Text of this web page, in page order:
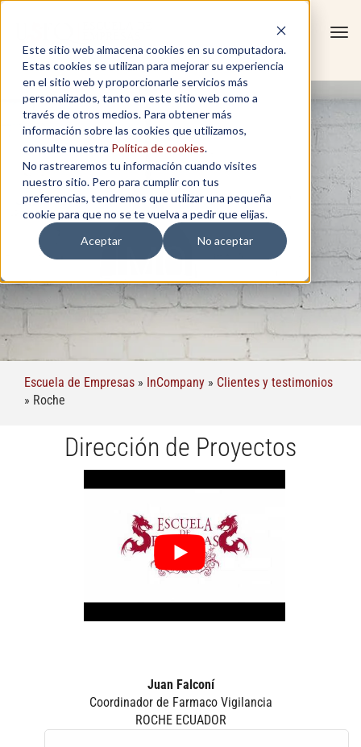
Este sitio web almacena cookies en su computadora.
Estas cookies se utilizan para mejorar su experiencia
en el sitio web y proporcionarle servicios más
personalizados, tanto en este sitio web como a
través de otros medios. Para obtener más
información sobre las cookies que utilizamos,
consulte nuestra Política de cookies.
No rastrearemos tu información cuando visites
nuestro sitio. Pero para cumplir con tus
preferencias, tendremos que utilizar una pequeña
cookie para que no se te vuelva a pedir que elijas.
Aceptar
No aceptar
TESTIMONIOS
Escuela de Empresas » InCompany » Clientes y testimonios
» Roche
Dirección de Proyectos
Juan Falconí
Coordinador de Farmaco Vigilancia
ROCHE ECUADOR